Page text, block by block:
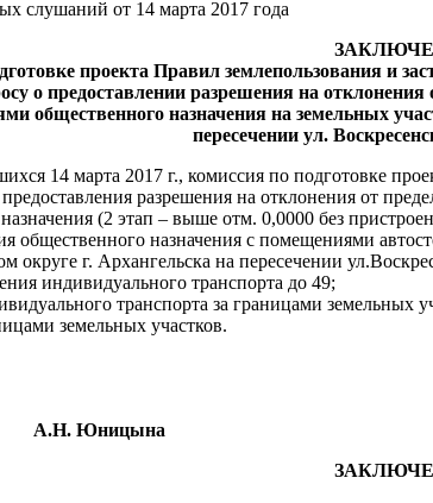
слушаний от 14 марта 2017 года
проекта Правил землепользования и
о предоставлении разрешения на
общественного назначения на земельных
пересечении ул.
14 марта 2017 г., комиссия по подготовке
разрешения на отклонения от
(2 этап – выше отм. 0,0000 без
общественного назначения с помещениями
округе г. Архангельска на пересечении
индивидуального транспорта до 49;
транспорта за границами земельных
земельных участков.
Юницына